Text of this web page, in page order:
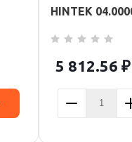
HINTEK
5 812.56 ₽